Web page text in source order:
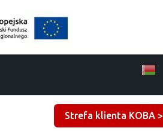
Strefa klienta KOBA >